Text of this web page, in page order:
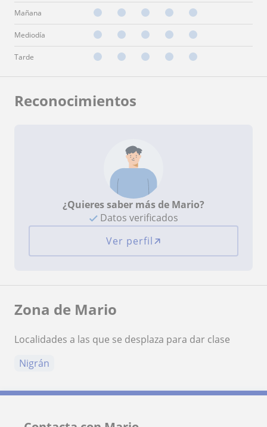
Mañana
Mediodía
Tarde
Reconocimientos
¿Quieres saber más de Mario?
Datos verificados
Ver perfil
Zona de Mario
Localidades a las que se desplaza para dar clase
Nigrán